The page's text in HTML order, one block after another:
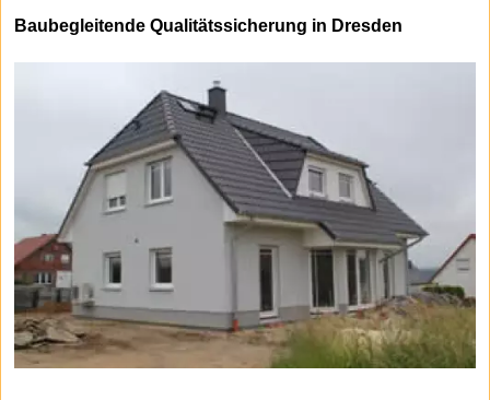
Baubegleitende Qualitätssicherung in Dresden